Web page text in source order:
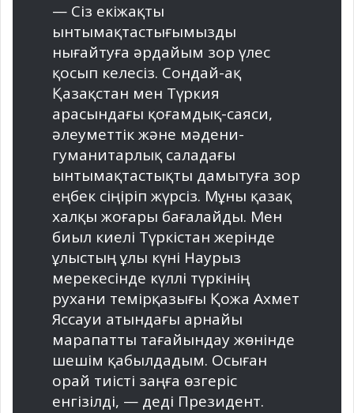
— Сіз екіжақты
ынтымақтастығымызды
нығайтуға әрдайым зор үлес
қосып келесіз. Сондай-ақ
Қазақстан мен Түркия
арасындағы қоғамдық-саяси,
әлеуметтік және мәдени-
гуманитарлық саладағы
ынтымақтастықты дамытуға зор
еңбек сіңіріп жүрсіз. Мұны қазақ
халқы жоғары бағалайды. Мен
биыл киелі Түркістан жерінде
ұлыстың ұлы күні Наурыз
мерекесінде күллі түркінің
рухани темірқазығы Қожа Ахмет
Яссауи атындағы арнайы
марапатты тағайындау жөнінде
шешім қабылдадым. Осыған
орай тиісті заңға өзгеріс
енгізілді, — деді Президент.